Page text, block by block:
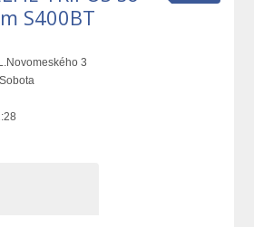
S400BT
L.Novomeského 3